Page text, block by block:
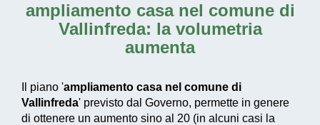
ampliamento casa nel comune di
Vallinfreda: la volumetria
aumenta
Il piano 'ampliamento casa nel comune di
Vallinfreda' previsto dal Governo, permette in genere
di ottenere un aumento sino al 20 (in alcuni casi la